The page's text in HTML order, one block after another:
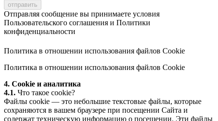
Отправляя сообщение вы принимаете условия
Пользовательского соглашения и Политики
конфиденциальности
Политика в отношении использования файлов Cookie
Политика в отношении использования файлов Cookie
4. Cookie и аналитика
4.1. Что такое cookie?
Файлы cookie — это небольшие текстовые файлы, которые
сохраняются в вашем браузере при посещении Сайта и
содержат техническую информацию о посещении. Эти файлы